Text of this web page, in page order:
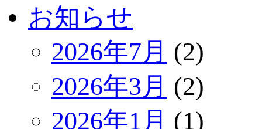
お知らせ
2026年7月 (2)
2026年3月 (2)
2026年1月 (1)